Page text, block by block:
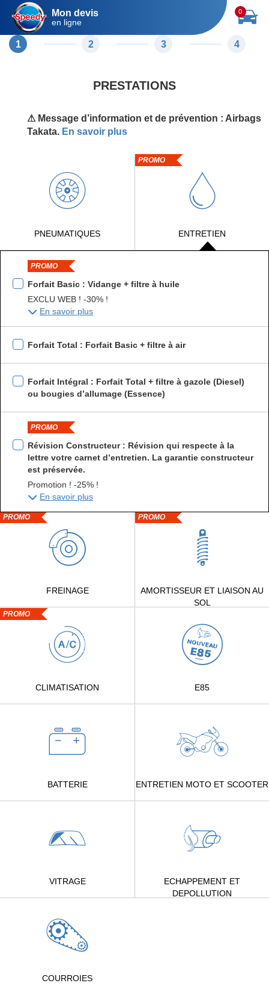
Mon devis
en ligne
0
1 2 3 4
PRESTATIONS
⚠ Message d’information et de prévention : Airbags
Takata. En savoir plus
PNEUMATIQUES
PROMO
ENTRETIEN
PROMO
Forfait Basic : Vidange + filtre à huile
EXCLU WEB ! -30% !
En savoir plus
Forfait Total : Forfait Basic + filtre à air
Forfait Intégral : Forfait Total + filtre à gazole (Diesel)
ou bougies d’allumage (Essence)
PROMO
Révision Constructeur : Révision qui respecte à la
lettre votre carnet d’entretien. La garantie constructeur
est préservée.
Promotion ! -25% !
En savoir plus
PROMO
FREINAGE
PROMO
AMORTISSEUR ET LIAISON AU
SOL
PROMO
CLIMATISATION E85
BATTERIE ENTRETIEN MOTO ET SCOOTER
VITRAGE
ECHAPPEMENT ET
DEPOLLUTION
COURROIES